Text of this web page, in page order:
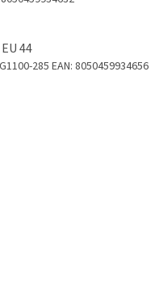
44
285EAN: 8050459934656